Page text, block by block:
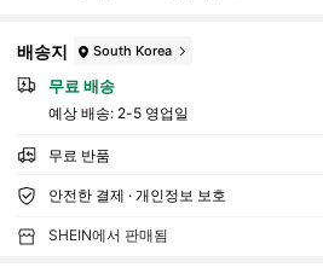
배송지 South Korea
무료 배송
예상 배송: 2-5 영업일
무료 반품
안전한 결제 · 개인정보 보호
SHEIN에서 판매됨